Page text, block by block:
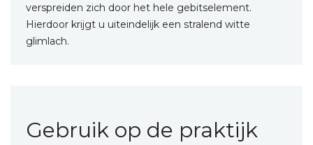
verspreiden zich door het hele gebitselement.
Hierdoor krijgt u uiteindelijk een stralend witte
glimlach.
Gebruik op de praktijk